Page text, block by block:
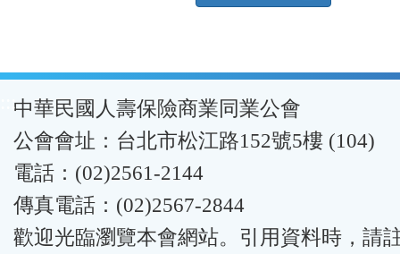
:::中華民國人壽保險商業同業公會
公會會址：台北市松江路152號5樓 (104)
電話：(02)2561-2144
傳真電話：(02)2567-2844
歡迎光臨瀏覽本會網站。引用資料時，請